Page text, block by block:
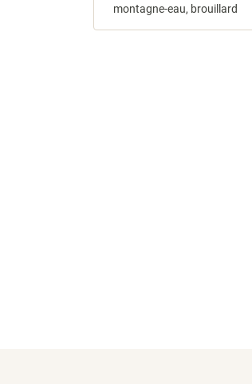
montagne-eau, brouillard